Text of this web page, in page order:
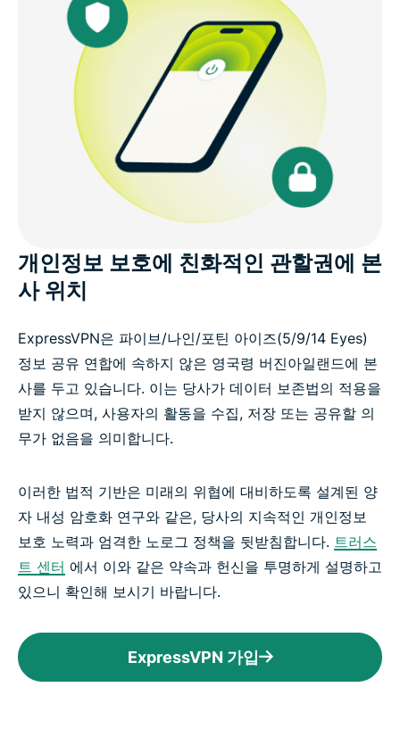
개인정보 보호에 친화적인 관할권에 본
사 위치
ExpressVPN은 파이브/나인/포틴 아이즈(5/9/14 Eyes)
정보 공유 연합에 속하지 않은 영국령 버진아일랜드에 본
사를 두고 있습니다. 이는 당사가 데이터 보존법의 적용을
받지 않으며, 사용자의 활동을 수집, 저장 또는 공유할 의
무가 없음을 의미합니다.
이러한 법적 기반은 미래의 위협에 대비하도록 설계된 양
자 내성 암호화 연구와 같은, 당사의 지속적인 개인정보
보호 노력과 엄격한 노로그 정책을 뒷받침합니다. 트러스
트 센터 에서 이와 같은 약속과 헌신을 투명하게 설명하고
있으니 확인해 보시기 바랍니다.
ExpressVPN 가입